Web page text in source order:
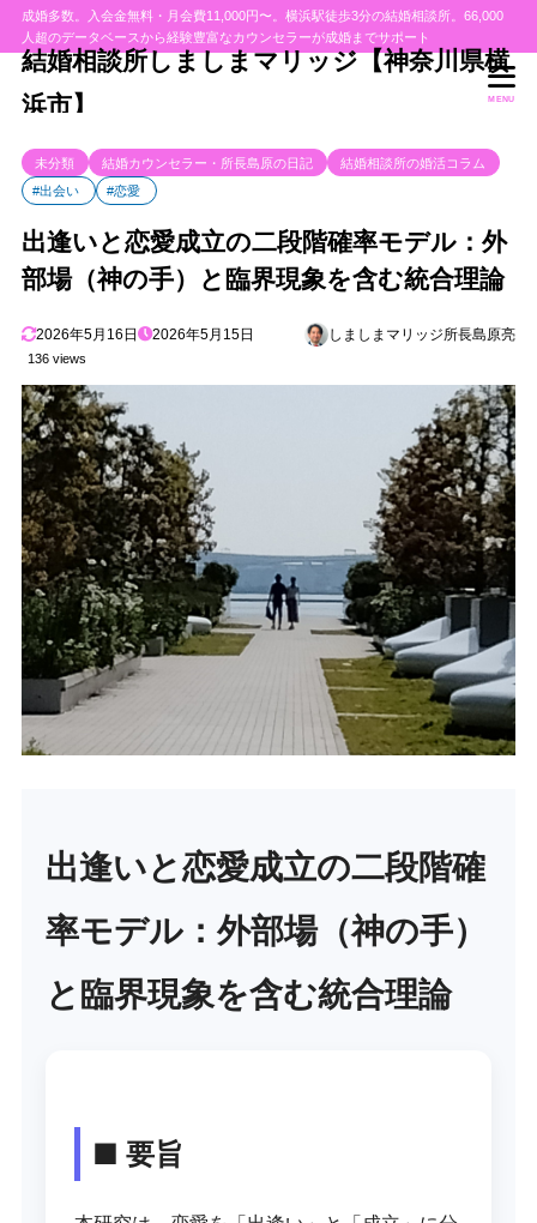
成婚多数。入会金無料・月会費11,000円〜。横浜駅徒歩3分の結婚相談所。66,000
人超のデータベースから経験豊富なカウンセラーが成婚までサポート
結婚相談所しましまマリッジ【神奈川県横
浜市】
MENU
未分類 結婚カウンセラー・所長島原の日記
結婚相談所の婚活コラム
#出会い
#恋愛
出逢いと恋愛成立の二段階確率モデル：外
部場（神の手）と臨界現象を含む統合理論
2026年5月16日 2026年5月15日 しましまマリッジ所長島原亮
136 views